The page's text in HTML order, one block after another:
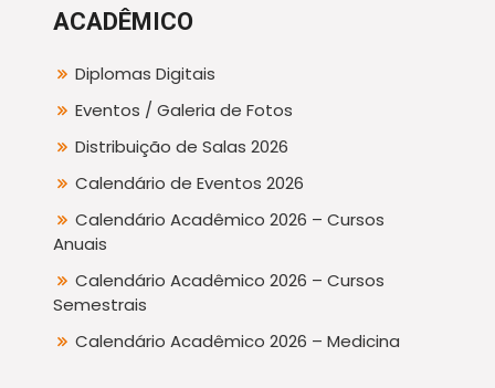
ACADÊMICO
Diplomas Digitais
Eventos / Galeria de Fotos
Distribuição de Salas 2026
Calendário de Eventos 2026
Calendário Acadêmico 2026 – Cursos
Anuais
Calendário Acadêmico 2026 – Cursos
Semestrais
Calendário Acadêmico 2026 – Medicina